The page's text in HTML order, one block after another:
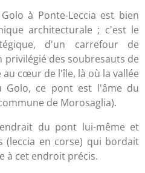
à Ponte-Leccia est bien
architecturale ; c'est le
d'un carrefour de
des soubresauts de
cœur de l'île, là où la vallée
Golo, ce pont est l'âme du
de Morosaglia).
du pont lui-même et
(leccia en corse) qui bordait
à cet endroit précis.